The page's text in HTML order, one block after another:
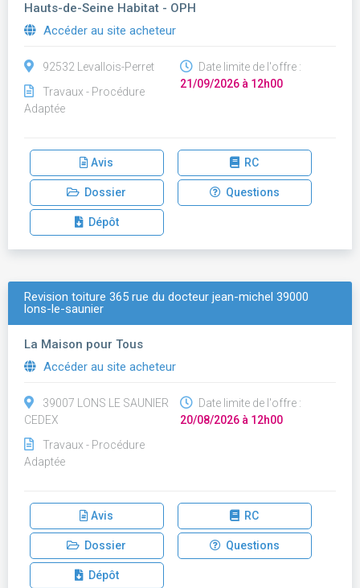
Hauts-de-Seine Habitat - OPH
Accéder au site acheteur
92532 Levallois-Perret
Travaux - Procédure
Adaptée
Date limite de l'offre :
21/09/2026 à 12h00
Avis RC
Dossier Questions
Dépôt
Revision toiture 365 rue du docteur jean-michel 39000
lons-le-saunier
La Maison pour Tous
Accéder au site acheteur
39007 LONS LE SAUNIER
CEDEX
Travaux - Procédure
Adaptée
Date limite de l'offre :
20/08/2026 à 12h00
Avis RC
Dossier Questions
Dépôt